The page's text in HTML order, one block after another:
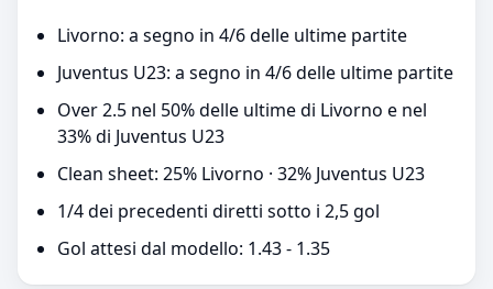
Livorno: a segno in 4/6 delle ultime partite
Juventus U23: a segno in 4/6 delle ultime partite
Over 2.5 nel 50% delle ultime di Livorno e nel
33% di Juventus U23
Clean sheet: 25% Livorno · 32% Juventus U23
1/4 dei precedenti diretti sotto i 2,5 gol
Gol attesi dal modello: 1.43 - 1.35